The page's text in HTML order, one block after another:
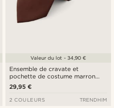
Ensemble de cravate et
pochette de costume marron
foncé
29,95 €
Valeur du lot - 34,90 €
2 COULEURS TRENDHIM